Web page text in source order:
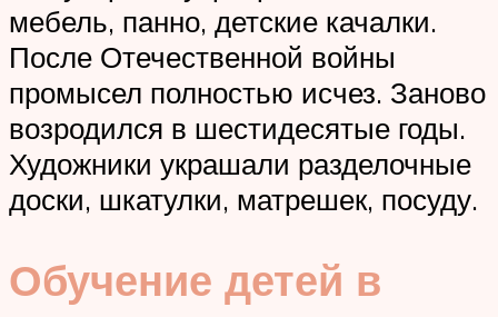
мебель, панно, детские качалки.
После Отечественной войны
промысел полностью исчез. Заново
возродился в шестидесятые годы.
Художники украшали разделочные
доски, шкатулки, матрешек, посуду.
Обучение детей в